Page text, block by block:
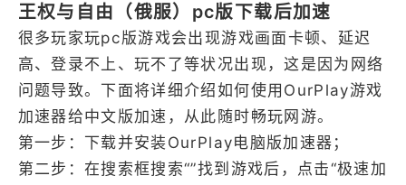
王权与自由（俄服）pc版下载后加速
很多玩家玩pc版游戏会出现游戏画面卡顿、延迟
高、登录不上、玩不了等状况出现，这是因为网络
问题导致。下面将详细介绍如何使用OurPlay游戏
加速器给中文版加速，从此随时畅玩网游。
第一步：下载并安装OurPlay电脑版加速器；
第二步：在搜索框搜索“”找到游戏后，点击“极速加